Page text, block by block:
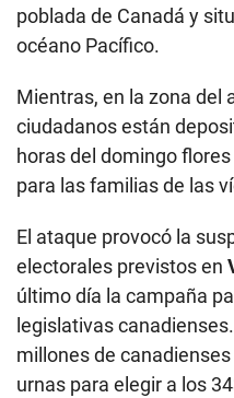
poblada de Canadá y
océano Pacífico.
Mientras, en la zona del
ciudadanos están
horas del domingo
para las familias de las
El ataque provocó la
electorales previstos en
último día la campaña
legislativas
millones de
urnas para elegir a los